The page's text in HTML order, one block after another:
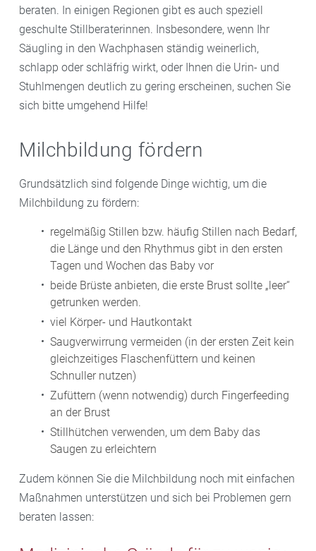
beraten. In einigen Regionen gibt es auch speziell
geschulte Stillberaterinnen. Insbesondere, wenn Ihr
Säugling in den Wachphasen ständig weinerlich,
schlapp oder schläfrig wirkt, oder Ihnen die Urin- und
Stuhlmengen deutlich zu gering erscheinen, suchen Sie
sich bitte umgehend Hilfe!
Milchbildung fördern
Grundsätzlich sind folgende Dinge wichtig, um die
Milchbildung zu fördern:
regelmäßig Stillen bzw. häufig Stillen nach Bedarf,
die Länge und den Rhythmus gibt in den ersten
Tagen und Wochen das Baby vor
beide Brüste anbieten, die erste Brust sollte „leer“
getrunken werden.
viel Körper- und Hautkontakt
Saugverwirrung vermeiden (in der ersten Zeit kein
gleichzeitiges Flaschenfüttern und keinen
Schnuller nutzen)
Zufüttern (wenn notwendig) durch Fingerfeeding
an der Brust
Stillhütchen verwenden, um dem Baby das
Saugen zu erleichtern
Zudem können Sie die Milchbildung noch mit einfachen
Maßnahmen unterstützen und sich bei Problemen gern
beraten lassen: